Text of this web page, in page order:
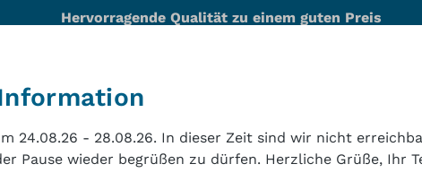
Hervorragende Qualität zu einem guten Preis
Team Referenzen Technischer Support
24.08.26 - 28.08.26. In dieser Zeit sind wir nicht
Pause wieder begrüßen zu dürfen. Herzliche Grüße, Ihr